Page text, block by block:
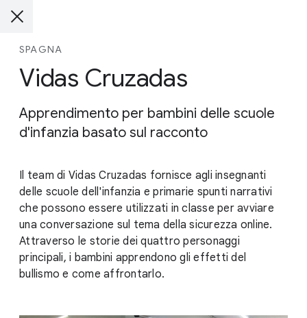
SPAGNA
Vidas Cruzadas
Apprendimento per bambini delle scuole
d'infanzia basato sul racconto
Il team di Vidas Cruzadas fornisce agli insegnanti
delle scuole dell'infanzia e primarie spunti narrativi
che possono essere utilizzati in classe per avviare
una conversazione sul tema della sicurezza online.
Attraverso le storie dei quattro personaggi
principali, i bambini apprendono gli effetti del
bullismo e come affrontarlo.